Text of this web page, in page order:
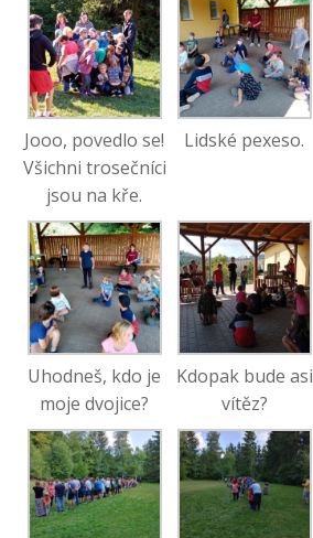
Jooo, povedlo se!
Všichni trosečníci
jsou na kře.
Lidské pexeso.
Uhodneš, kdo je
moje dvojice?
Kdopak bude asi
vítěz?